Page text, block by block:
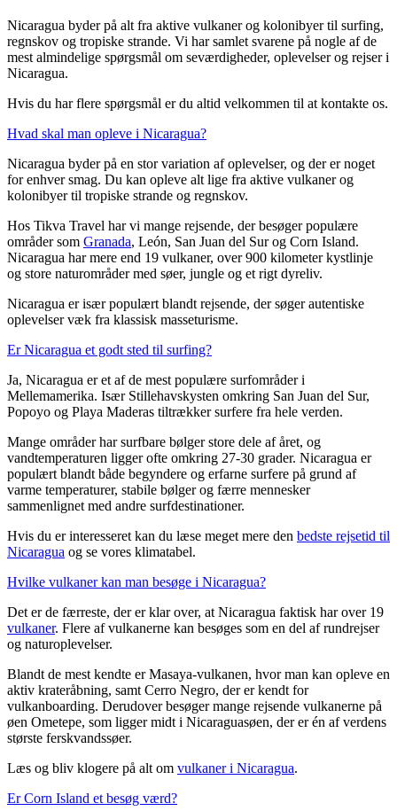
Nicaragua byder på alt fra aktive vulkaner og kolonibyer til surfing,
regnskov og tropiske strande. Vi har samlet svarene på nogle af de
mest almindelige spørgsmål om seværdigheder, oplevelser og rejser i
Nicaragua.
Hvis du har flere spørgsmål er du altid velkommen til at kontakte os.
Hvad skal man opleve i Nicaragua?
Nicaragua byder på en stor variation af oplevelser, og der er noget
for enhver smag. Du kan opleve alt lige fra aktive vulkaner og
kolonibyer til tropiske strande og regnskov.
Hos Tikva Travel har vi mange rejsende, der besøger populære
områder som Granada, León, San Juan del Sur og Corn Island.
Nicaragua har mere end 19 vulkaner, over 900 kilometer kystlinje
og store naturområder med søer, jungle og et rigt dyreliv.
Nicaragua er især populært blandt rejsende, der søger autentiske
oplevelser væk fra klassisk masseturisme.
Er Nicaragua et godt sted til surfing?
Ja, Nicaragua er et af de mest populære surfområder i
Mellemamerika. Især Stillehavskysten omkring San Juan del Sur,
Popoyo og Playa Maderas tiltrækker surfere fra hele verden.
Mange områder har surfbare bølger store dele af året, og
vandtemperaturen ligger ofte omkring 27-30 grader. Nicaragua er
populært blandt både begyndere og erfarne surfere på grund af
varme temperaturer, stabile bølger og færre mennesker
sammenlignet med andre surfdestinationer.
Hvis du er interesseret kan du læse meget mere den bedste rejsetid til
Nicaragua og se vores klimatabel.
Hvilke vulkaner kan man besøge i Nicaragua?
Det er de færreste, der er klar over, at Nicaragua faktisk har over 19
vulkaner. Flere af vulkanerne kan besøges som en del af rundrejser
og naturoplevelser.
Blandt de mest kendte er Masaya-vulkanen, hvor man kan opleve en
aktiv krateråbning, samt Cerro Negro, der er kendt for
vulkanboarding. Derudover besøger mange rejsende vulkanerne på
øen Ometepe, som ligger midt i Nicaraguasøen, der er én af verdens
største ferskvandssøer.
Læs og bliv klogere på alt om vulkaner i Nicaragua.
Er Corn Island et besøg værd?